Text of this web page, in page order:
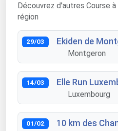
Découvrez d'autres Course
région
29/03 Ekiden de
Montgeron
14/03 Elle Run
Luxembourg
01/02 10 km des